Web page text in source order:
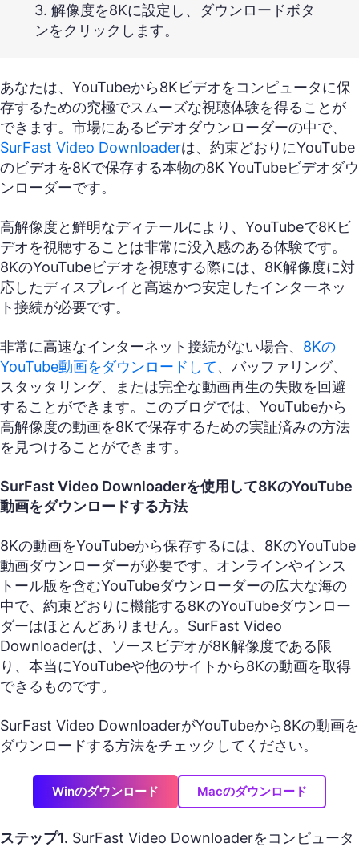
3. 解像度を8Kに設定し、ダウンロードボタ
ンをクリックします。
あなたは、YouTubeから8Kビデオをコンピュータに保
存するための究極でスムーズな視聴体験を得ることが
できます。市場にあるビデオダウンローダーの中で、
SurFast Video Downloaderは、約束どおりにYouTube
のビデオを8Kで保存する本物の8K YouTubeビデオダウ
ンローダーです。
高解像度と鮮明なディテールにより、YouTubeで8Kビ
デオを視聴することは非常に没入感のある体験です。
8KのYouTubeビデオを視聴する際には、8K解像度に対
応したディスプレイと高速かつ安定したインターネッ
ト接続が必要です。
非常に高速なインターネット接続がない場合、 8Kの
YouTube動画をダウンロードして、バッファリング、
スタッタリング、または完全な動画再生の失敗を回避
することができます。このブログでは、YouTubeから
高解像度の動画を8Kで保存するための実証済みの方法
を見つけることができます。
SurFast Video Downloaderを使用して8KのYouTube
動画をダウンロードする方法
8Kの動画をYouTubeから保存するには、8KのYouTube
動画ダウンローダーが必要です。オンラインやインス
トール版を含むYouTubeダウンローダーの広大な海の
中で、約束どおりに機能する8KのYouTubeダウンロー
ダーはほとんどありません。SurFast Video
Downloaderは、ソースビデオが8K解像度である限
り、本当にYouTubeや他のサイトから8Kの動画を取得
できるものです。
SurFast Video DownloaderがYouTubeから8Kの動画を
ダウンロードする方法をチェックしてください。
Winのダウンロード Macのダウンロード
ステップ1. SurFast Video Downloaderをコンピュータ